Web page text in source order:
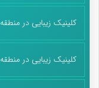
کلینیک زیبایی در منطقه 5
کلینیک زیبایی در منطقه 6